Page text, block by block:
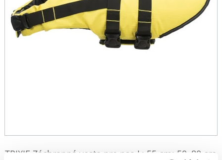
TRIXIE Záchranná vesta pre psa L: 55 cm: 50–80 cm